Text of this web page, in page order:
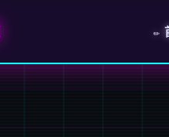
✏️